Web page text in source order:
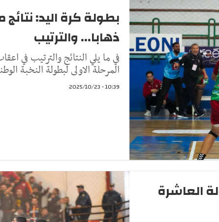
بطولة كرة اليد:
ذهابا... والترتيب
في ما يلي النتائج والترتيب في
المرحلة الاولى لبطولة النخبة
10:39 - 2025/10/23
العاشرة